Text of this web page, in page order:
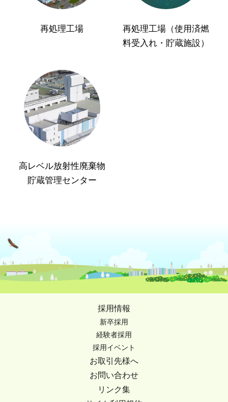
再処理工場
再処理工場（使用済燃
料受入れ・貯蔵施設）
高レベル放射性廃棄物
貯蔵管理センター
採用情報
新卒採用
経験者採用
採用イベント
お取引先様へ
お問い合わせ
リンク集